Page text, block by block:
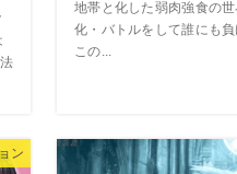
地帯と化した弱肉強食の
化・バトルをして誰にも
この...
ン